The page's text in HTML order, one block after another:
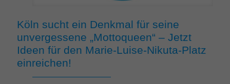
Köln sucht ein Denkmal für seine
unvergessene „Mottoqueen“ – Jetzt
Ideen für den Marie-Luise-Nikuta-Platz
einreichen!